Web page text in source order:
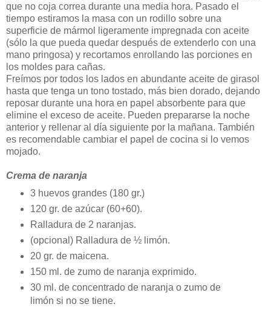
que no coja correa durante una media hora. Pasado el
tiempo estiramos la masa con un rodillo sobre una
superficie de mármol ligeramente impregnada con aceite
(sólo la que pueda quedar después de extenderlo con una
mano pringosa) y recortamos enrollando las porciones en
los moldes para cañas.
Freímos por todos los lados en abundante aceite de girasol
hasta que tenga un tono tostado, más bien dorado, dejando
reposar durante una hora en papel absorbente para que
elimine el exceso de aceite. Pueden prepararse la noche
anterior y rellenar al día siguiente por la mañana. También
es recomendable cambiar el papel de cocina si lo vemos
mojado.
Crema de naranja
3 huevos grandes (180 gr.)
120 gr. de azúcar (60+60).
Ralladura de 2 naranjas.
(opcional) Ralladura de ½ limón.
20 gr. de maicena.
150 ml. de zumo de naranja exprimido.
30 ml. de concentrado de naranja o zumo de
limón si no se tiene.